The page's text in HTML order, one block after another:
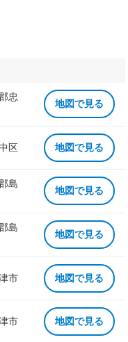
忠
地図で見る
区 地図で見る
島
地図で見る
島
地図で見る
市 地図で見る
市 地図で見る